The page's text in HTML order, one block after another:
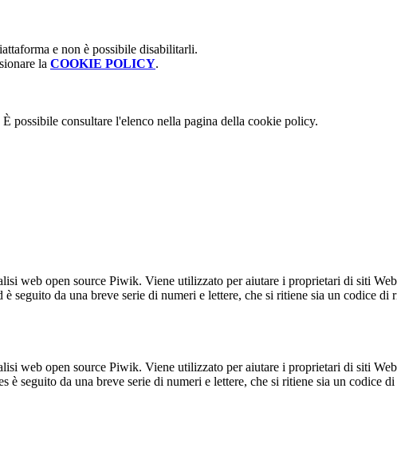
e non è possibile disabilitarli.
la COOKIE POLICY.
possibile consultare l'elenco nella pagina della cookie policy.
web open source Piwik. Viene utilizzato per aiutare i proprietari di siti
seguito da una breve serie di numeri e lettere, che si ritiene sia un codice
web open source Piwik. Viene utilizzato per aiutare i proprietari di siti
seguito da una breve serie di numeri e lettere, che si ritiene sia un codice